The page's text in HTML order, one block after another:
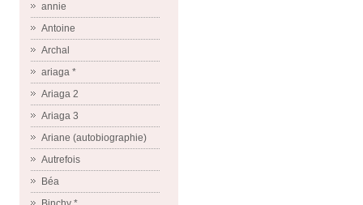
annie
Antoine
Archal
ariaga *
Ariaga 2
Ariaga 3
Ariane (autobiographie)
Autrefois
Béa